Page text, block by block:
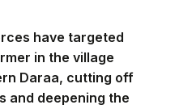
have targeted
in the village
Daraa, cutting off
and deepening the